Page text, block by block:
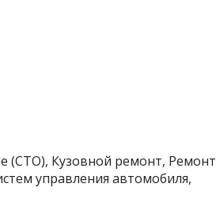
(СТО), Кузовной ремонт, Ремонт
управления автомобиля,